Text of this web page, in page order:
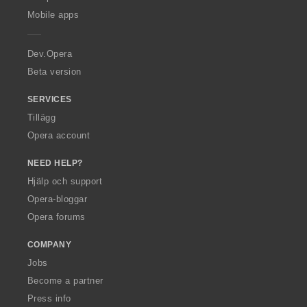
p
a
Mobile apps
Dev.Opera
Beta version
SERVICES
Tillägg
Opera account
NEED HELP?
Hjälp och support
Opera-bloggar
Opera forums
COMPANY
Jobs
Become a partner
Press info